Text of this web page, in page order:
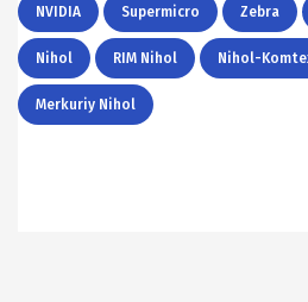
NVIDIA Supermicro Zebra
Nihol RIM Nihol Nihol-
Merkuriy Nihol